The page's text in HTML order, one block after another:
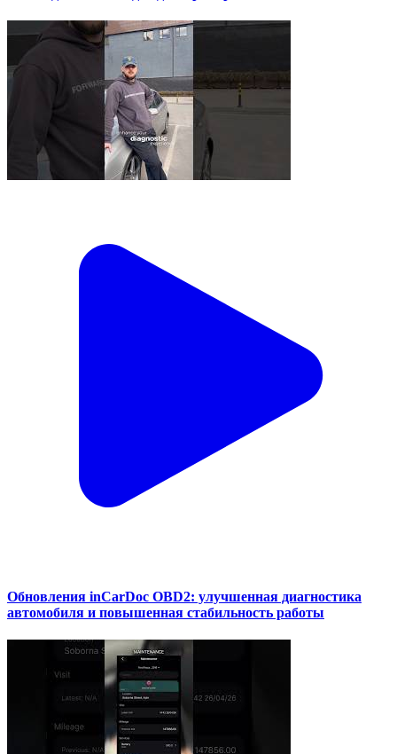
Обновления inCarDoc OBD2: улучшенная диагностика
автомобиля и повышенная стабильность работы